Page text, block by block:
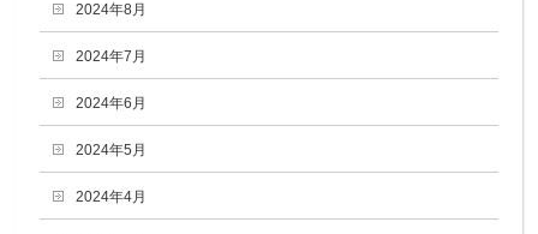
2024年8月
2024年7月
2024年6月
2024年5月
2024年4月